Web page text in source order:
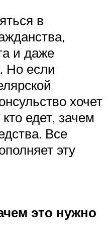
в
и даже
Но если
хочет
едет, зачем
Все
эту
это нужно